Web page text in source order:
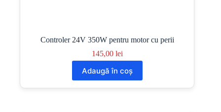
Controler 24V 350W pentru motor cu perii
145,00 lei
Adaugă în coș